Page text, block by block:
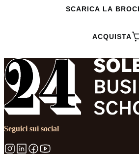
SCARICA LA
ACQUISTA
Seguici sui social